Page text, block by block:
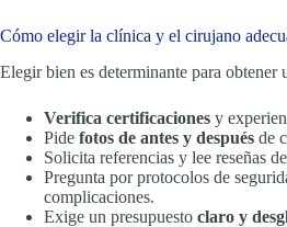
Cómo elegir la clínica y el cirujano
Elegir bien es determinante para obtener
Verifica certificaciones y
Pide fotos de antes y después de
Solicita referencias y lee reseñas
Pregunta por protocolos de
complicaciones.
Exige un presupuesto claro y